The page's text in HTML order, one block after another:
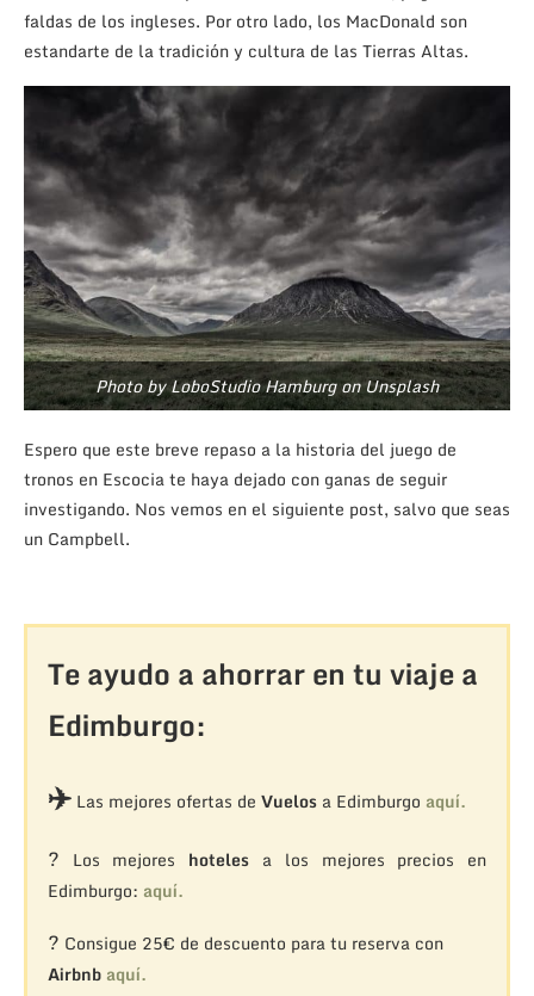
faldas de los ingleses. Por otro lado, los MacDonald son
estandarte de la tradición y cultura de las Tierras Altas.
Photo by LoboStudio Hamburg on Unsplash
Espero que este breve repaso a la historia del juego de
tronos en Escocia te haya dejado con ganas de seguir
investigando. Nos vemos en el siguiente post, salvo que seas
un Campbell.
Te ayudo a ahorrar en tu viaje a
Edimburgo:
✈️Las mejores ofertas de Vuelosa Edimburgo aquí.
? Los mejores hoteles a los mejores precios en
Edimburgo: aquí.
? Consigue 25€ de descuento para tu reserva con
Airbnb aquí.